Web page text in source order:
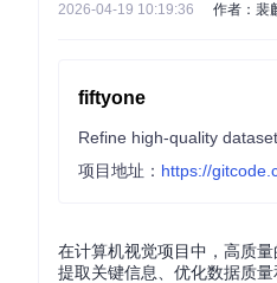
2026-04-19 10:19:36 作者：裴
fiftyone
Refine high-quality
项目地址： https://
在计算机视觉项目中，高质
提取关键信息、优化数据质